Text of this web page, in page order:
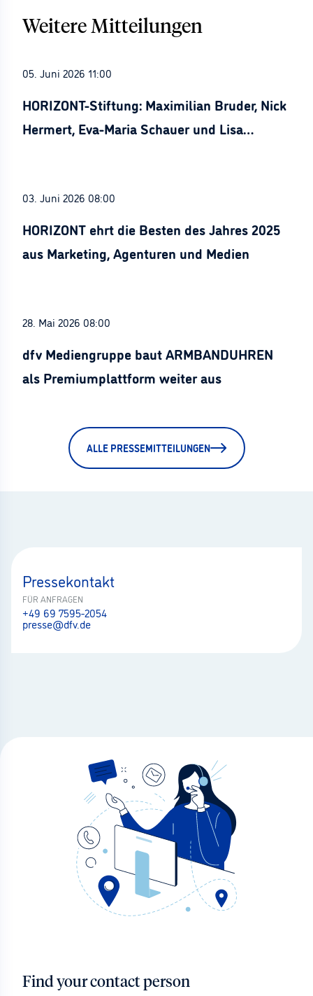
Weitere Mitteilungen
05. Juni 2026 11:00
HORIZONT-Stiftung: Maximilian Bruder, Nick
Hermert, Eva-Maria Schauer und Lisa
03. Juni 2026 08:00
HORIZONT ehrt die Besten des Jahres 2025
aus Marketing, Agenturen und Medien
28. Mai 2026 08:00
dfv Mediengruppe baut ARMBANDUHREN
als Premiumplattform weiter aus
ALLE PRESSEMITTEILUNGEN
Pressekontakt
FÜR ANFRAGEN
+49 69 7595-2054
presse@dfv.de
Find your contact person